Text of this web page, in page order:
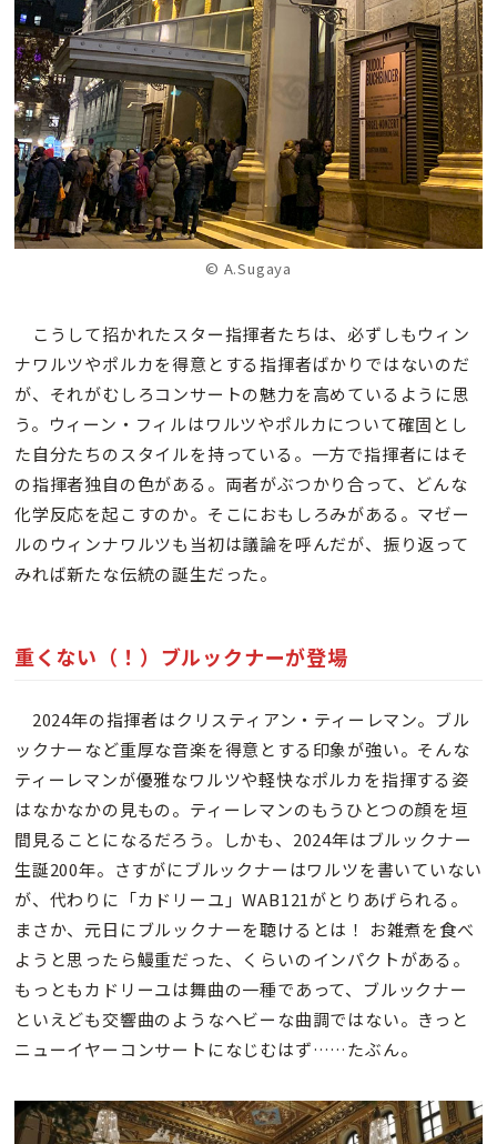
© A.Sugaya
こうして招かれたスター指揮者たちは、必ずしもウィン
ナワルツやポルカを得意とする指揮者ばかりではないのだ
が、それがむしろコンサートの魅力を高めているように思
う。ウィーン・フィルはワルツやポルカについて確固とし
た自分たちのスタイルを持っている。一方で指揮者にはそ
の指揮者独自の色がある。両者がぶつかり合って、どんな
化学反応を起こすのか。そこにおもしろみがある。マゼー
ルのウィンナワルツも当初は議論を呼んだが、振り返って
みれば新たな伝統の誕生だった。
重くない（！）ブルックナーが登場
2024年の指揮者はクリスティアン・ティーレマン。ブル
ックナーなど重厚な音楽を得意とする印象が強い。そんな
ティーレマンが優雅なワルツや軽快なポルカを指揮する姿
はなかなかの見もの。ティーレマンのもうひとつの顔を垣
間見ることになるだろう。しかも、2024年はブルックナー
生誕200年。さすがにブルックナーはワルツを書いていない
が、代わりに「カドリーユ」WAB121がとりあげられる。
まさか、元日にブルックナーを聴けるとは！ お雑煮を食べ
ようと思ったら鰻重だった、くらいのインパクトがある。
もっともカドリーユは舞曲の一種であって、ブルックナー
といえども交響曲のようなヘビーな曲調ではない。きっと
ニューイヤーコンサートになじむはず……たぶん。